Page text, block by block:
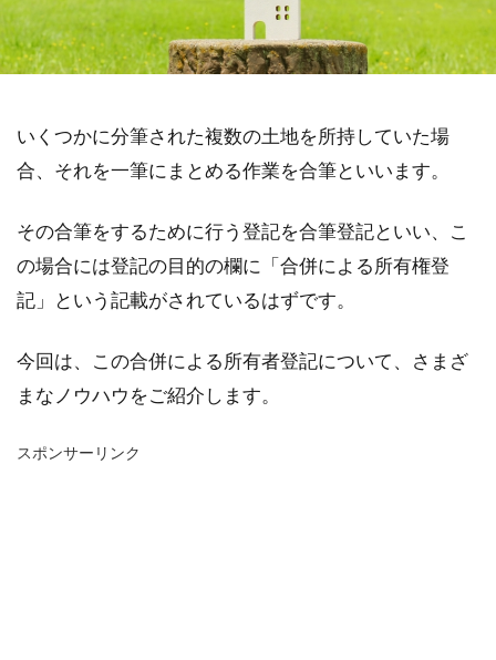
いくつかに分筆された複数の土地を所持していた場
合、それを一筆にまとめる作業を合筆といいます。
その合筆をするために行う登記を合筆登記といい、こ
の場合には登記の目的の欄に「合併による所有権登
記」という記載がされているはずです。
今回は、この合併による所有者登記について、さまざ
まなノウハウをご紹介します。
スポンサーリンク